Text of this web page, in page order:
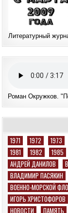
Литературный
Роман Окружков.
1971 1972 1973
1981
1982 1985
АНДРЕЙ ДАНИЛОВ
ВЛАДИМИР ПАСЯКИН
ВОЕННО-МОРСКОЙ
ИГОРЬ ХРИСТОФОРОВ
НОВОСТИ
ПАМЯТЬ